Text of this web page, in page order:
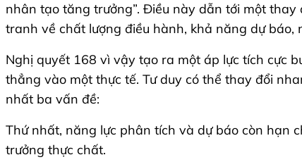
nhân tạo tăng trưởng”. Điều này dẫn tới một
tranh về chất lượng điều hành, khả năng dự báo,
Nghị quyết 168 vì vậy tạo ra một áp lực tích cực
thẳng vào một thực tế. Tư duy có thể thay đổi
nhất ba vấn đề:
Thứ nhất, năng lực phân tích và dự báo còn hạn
trưởng thực chất.